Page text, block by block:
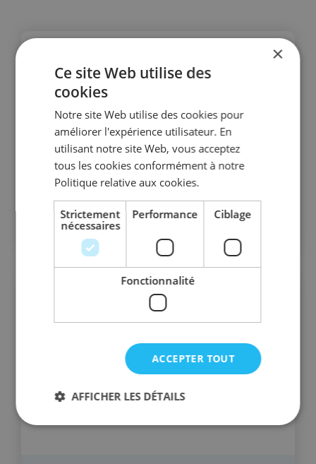
×
Ce site Web utilise des
cookies
Notre site Web utilise des cookies pour
améliorer l'expérience utilisateur. En
utilisant notre site Web, vous acceptez
tous les cookies conformément à notre
Politique relative aux cookies.
Strictement
nécessaires
Performance Ciblage
Fonctionnalité
ACCEPTER TOUT
AFFICHER LES DÉTAILS